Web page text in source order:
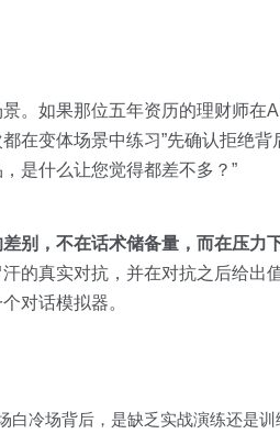
。如果那位五年资历的理财师在
在变体场景中练习”先确认拒绝
是什么让您觉得都差不多？”
别，不在话术储备量，而在压力
的真实对抗，并在对抗之后给出
对话模拟器。
白冷场背后，是缺乏实战演练还是训